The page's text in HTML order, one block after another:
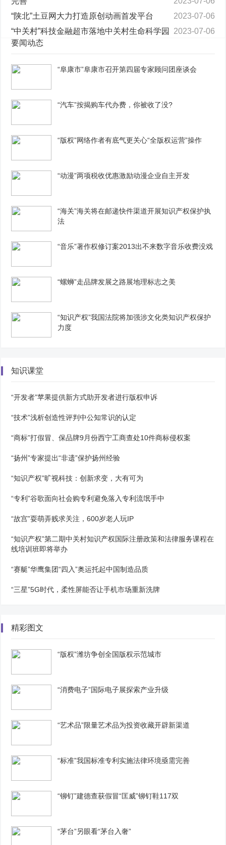
“陕北”土豆网大力打造原创动画首发平台
2023-07-06
“中关村”科技金融超市落地中关村生命科学园
2023-07-06
要闻动态
“阜康市”阜康市召开第四届专家顾问团座谈会
“汽车”按揭购车代办费，你被收了没?
“版权”网络作者有底气更关心“全版权运营”操作
“动漫”两项税收优惠激励动漫企业自主开发
“海关”海关将在邮递快件渠道开展知识产权保护执
法
“音乐”著作权修订案2013出不来数字音乐收费没戏
“螺蛳”走品牌发展之路展地理标志之美
“知识产权”我国法院将加强涉文化类知识产权保护
力度
知识课堂
“开发者”苹果提供新方式助开发者进行版权申诉
“技术”浅析创造性评判中公知常识的认定
“商标”打假冒、保品牌9月份西宁工商查处10件商标侵权案
“扬州”专家提出“非遗”保护扬州经验
“知识产权”旷视科技：创新求变，大有可为
“专利”谷歌面向社会购专利避免落入专利流氓手中
“故宫”耍萌弄贱求关注，600岁老人玩IP
“知识产权”第二期中关村知识产权国际注册政策和法律服务课程在
线培训班即将举办
“赛艇”华鹰集团“四入”奥运托起中国制造品质
“三星”5G时代，柔性屏能否让手机市场重新洗牌
精彩图文
“版权”潍坊争创全国版权示范城市
“消费电子”国际电子展探索产业升级
“艺术品”限量艺术品为投资收藏开辟新渠道
“标准”我国标准专利实施法律环境亟需完善
“铆钉”建德查获假冒“匡威”铆钉鞋117双
“茅台”另眼看“茅台入奢”